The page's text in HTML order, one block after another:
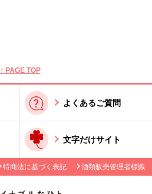
↑ PAGE TOP
よくあるご質問
文字だけサイト
特商法に基づく表記 酒類販売管理者標識